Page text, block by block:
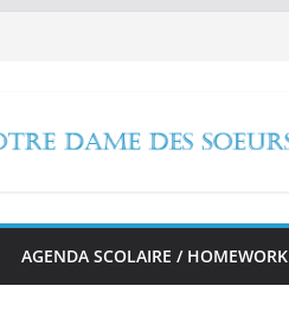
AGENDA SCOLAIRE / HOMEWORK